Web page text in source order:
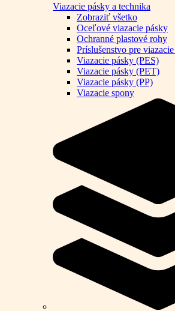
Viazacie pásky a technika
Zobraziť všetko
Oceľové viazacie pásky
Ochranné plastové rohy
Príslušenstvo pre
Viazacie pásky (PES)
Viazacie pásky (PET)
Viazacie pásky (PP)
Viazacie spony